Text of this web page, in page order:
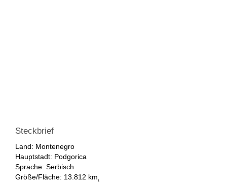
Steckbrief
Land: Montenegro
Hauptstadt: Podgorica
Sprache: Serbisch
Größe/Fläche: 13.812 km˛